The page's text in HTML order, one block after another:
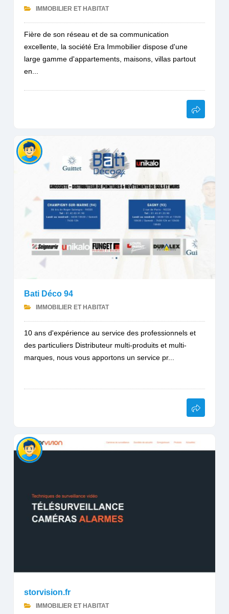
IMMOBILIER ET HABITAT
Fière de son réseau et de sa communication
excellente, la société Era Immobilier dispose d'une
large gamme d'appartements, maisons, villas partout
en...
Bati Déco 94
IMMOBILIER ET HABITAT
10 ans d'expérience au service des professionnels et
des particuliers Distributeur multi-produits et multi-
marques, nous vous apportons un service pr...
storvision.fr
IMMOBILIER ET HABITAT